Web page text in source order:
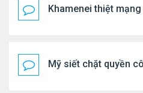
Khamenei thiệt
Mỹ siết chặt quyền